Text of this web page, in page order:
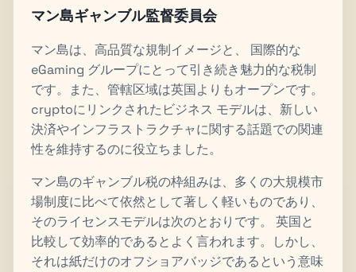
マン島ギャンブル監督委員会
マン島は、高品質な規制イメージと、 国際的な
eGaming グループにとって引き続き魅力的な税制
です。また、管轄区域は英国よりもオープンです。
cryptoにリンクされたビジネス モデルは、新しい
決済やインフラストラクチャに関する話題での関連
性を維持するのに役立ちました。
マン島のギャンブル税の枠組みは、多くの大規模市
場制度に比べて依然として著しく軽いものであり、
そのライセンスモデルは次のとおりです。 英国と
比較して効率的であるとよく言われます。しかし、
それは紙だけのオフショアバッジであるという意味